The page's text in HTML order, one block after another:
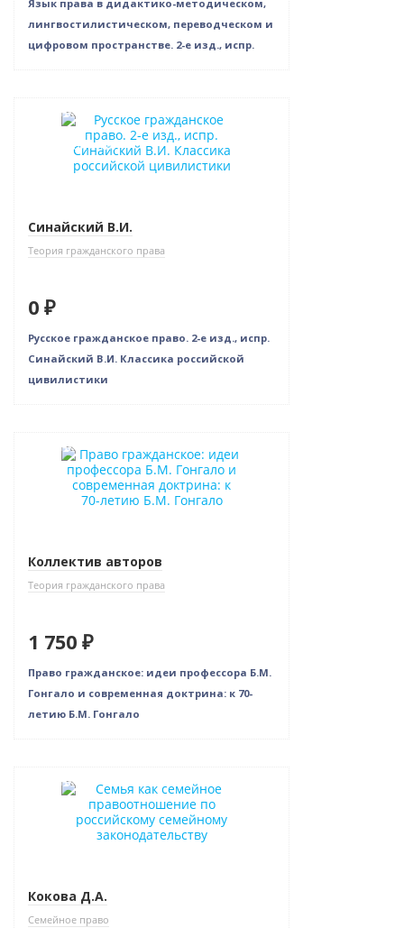
Язык права в дидактико-методическом,
лингвостилистическом, переводческом и
цифровом пространстве. 2-е изд., испр.
Новинка
Нет в наличии
Индивидуальный подход
Синайский В.И.
Теория гражданского права
0 ₽
Русское гражданское право. 2-е изд., испр.
Синайский В.И. Классика российской
цивилистики
Новинка
Коллектив авторов
Теория гражданского права
1 750 ₽
Право гражданское: идеи профессора Б.М.
Гонгало и современная доктрина: к 70-
летию Б.М. Гонгало
Новинка
Кокова Д.А.
Семейное право